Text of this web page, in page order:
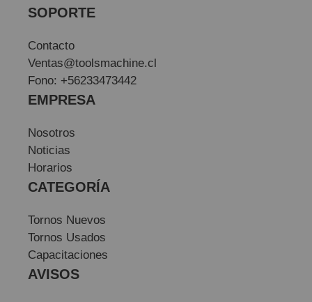
SOPORTE
Contacto
Ventas@toolsmachine.cl
Fono: +56233473442
EMPRESA
Nosotros
Noticias
Horarios
CATEGORÍA
Tornos Nuevos
Tornos Usados
Capacitaciones
AVISOS